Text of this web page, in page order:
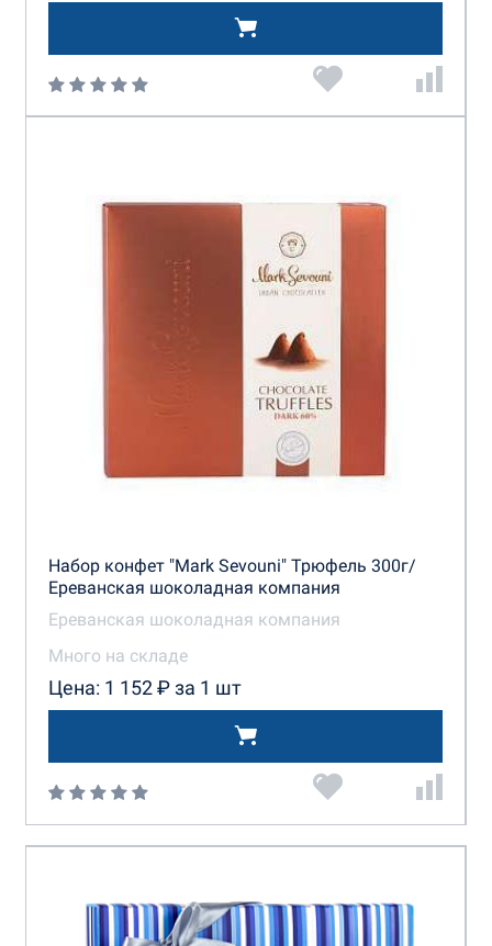
Набор конфет "Mark Sevouni" Трюфель 300г/
Ереванская шоколадная компания
Ереванская шоколадная компания
Много на складе
Цена: 1 152 ₽ за 1 шт